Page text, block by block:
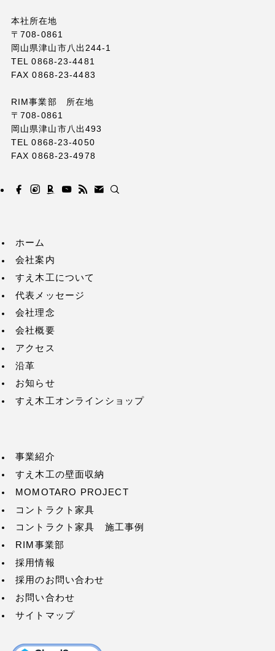
本社所在地
〒708-0861
岡山県津山市八出244-1
TEL 0868-23-4481
FAX 0868-23-4483
RIM事業部 所在地
〒708-0861
岡山県津山市八出493
TEL 0868-23-4050
FAX 0868-23-4978
ホーム
会社案内
すえ木工について
代表メッセージ
会社理念
会社概要
アクセス
沿革
お知らせ
すえ木工オンラインショップ
事業紹介
すえ木工の壁面収納
MOMOTARO PROJECT
コントラクト家具
コントラクト家具 施工事例
RIM事業部
採用情報
採用のお問い合わせ
お問い合わせ
サイトマップ